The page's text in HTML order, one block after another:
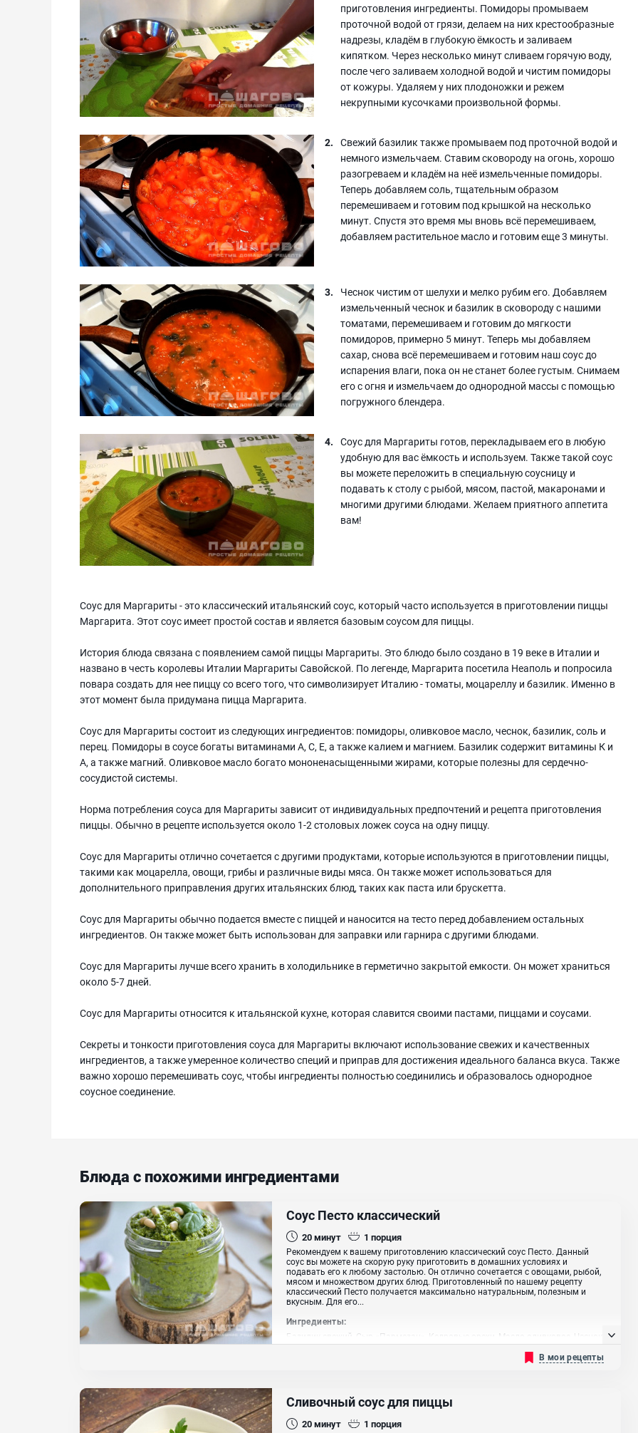
приготовления ингредиенты. Помидоры промываем
проточной водой от грязи, делаем на них крестообразные
надрезы, кладём в глубокую ёмкость и заливаем
кипятком. Через несколько минут сливаем горячую воду,
после чего заливаем холодной водой и чистим помидоры
от кожуры. Удаляем у них плодоножки и режем
некрупными кусочками произвольной формы.
Свежий базилик также промываем под проточной водой и
немного измельчаем. Ставим сковороду на огонь, хорошо
разогреваем и кладём на неё измельченные помидоры.
Теперь добавляем соль, тщательным образом
перемешиваем и готовим под крышкой на несколько
минут. Спустя это время мы вновь всё перемешиваем,
добавляем растительное масло и готовим еще 3 минуты.
Чеснок чистим от шелухи и мелко рубим его. Добавляем
измельченный чеснок и базилик в сковороду с нашими
томатами, перемешиваем и готовим до мягкости
помидоров, примерно 5 минут. Теперь мы добавляем
сахар, снова всё перемешиваем и готовим наш соус до
испарения влаги, пока он не станет более густым. Снимаем
его с огня и измельчаем до однородной массы с помощью
погружного блендера.
Соус для Маргариты готов, перекладываем его в любую
удобную для вас ёмкость и используем. Также такой соус
вы можете переложить в специальную соусницу и
подавать к столу с рыбой, мясом, пастой, макаронами и
многими другими блюдами. Желаем приятного аппетита
вам!
Соус для Маргариты - это классический итальянский соус, который часто используется в приготовлении пиццы
Маргарита. Этот соус имеет простой состав и является базовым соусом для пиццы.
История блюда связана с появлением самой пиццы Маргариты. Это блюдо было создано в 19 веке в Италии и
названо в честь королевы Италии Маргариты Савойской. По легенде, Маргарита посетила Неаполь и попросила
повара создать для нее пиццу со всего того, что символизирует Италию - томаты, моцареллу и базилик. Именно в
этот момент была придумана пицца Маргарита.
Соус для Маргариты состоит из следующих ингредиентов: помидоры, оливковое масло, чеснок, базилик, соль и
перец. Помидоры в соусе богаты витаминами А, С, Е, а также калием и магнием. Базилик содержит витамины К и
А, а также магний. Оливковое масло богато мононенасыщенными жирами, которые полезны для сердечно-
сосудистой системы.
Норма потребления соуса для Маргариты зависит от индивидуальных предпочтений и рецепта приготовления
пиццы. Обычно в рецепте используется около 1-2 столовых ложек соуса на одну пиццу.
Соус для Маргариты отлично сочетается с другими продуктами, которые используются в приготовлении пиццы,
такими как моцарелла, овощи, грибы и различные виды мяса. Он также может использоваться для
дополнительного приправления других итальянских блюд, таких как паста или брускетта.
Соус для Маргариты обычно подается вместе с пиццей и наносится на тесто перед добавлением остальных
ингредиентов. Он также может быть использован для заправки или гарнира с другими блюдами.
Соус для Маргариты лучше всего хранить в холодильнике в герметично закрытой емкости. Он может храниться
около 5-7 дней.
Соус для Маргариты относится к итальянской кухне, которая славится своими пастами, пиццами и соусами.
Секреты и тонкости приготовления соуса для Маргариты включают использование свежих и качественных
ингредиентов, а также умеренное количество специй и приправ для достижения идеального баланса вкуса. Также
важно хорошо перемешивать соус, чтобы ингредиенты полностью соединились и образовалось однородное
соусное соединение.
Блюда с похожими ингредиентами
Соус Песто классический
20минут 1 порция
Рекомендуем к вашему приготовлению классический соус Песто. Данный
соус вы можете на скорую руку приготовить в домашних условиях и
подавать его к любому застолью. Он отлично сочетается с овощами, рыбой,
мясом и множеством других блюд. Приготовленный по нашему рецепту
классический Песто получается максимально натуральным, полезным и
вкусным. Для его...
Ингредиенты:
Базилик свежий, Сыр «Пармезан»‎, Кедровые орехи, Масло оливковое, Чеснок
В мои рецепты
Сливочный соус для пиццы
20минут 1 порция